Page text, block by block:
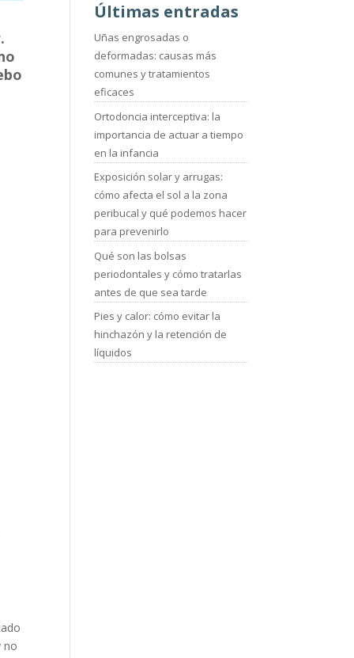
no
Últimas entradas
Uñas engrosadas o
deformadas: causas más
comunes y tratamientos
eficaces
Ortodoncia interceptiva: la
importancia de actuar a tiempo
en la infancia
Exposición solar y arrugas:
cómo afecta el sol a la zona
peribucal y qué podemos hacer
para prevenirlo
Qué son las bolsas
periodontales y cómo tratarlas
antes de que sea tarde
Pies y calor: cómo evitar la
hinchazón y la retención de
líquidos